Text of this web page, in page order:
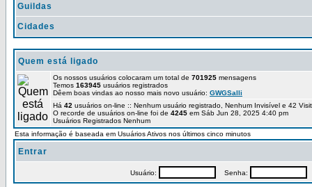
Guildas
Cidades
Quem está ligado
Os nossos usuários colocaram um total de 701925 mensagens
Temos 163945 usuários registrados
Dêem boas vindas ao nosso mais novo usuário: GWGSalli
Há 42 usuários on-line :: Nenhum usuário registrado, Nenhum Invisível e 42
O recorde de usuários on-line foi de 4245 em Sáb Jun 28, 2025 4:40 pm
Usuários Registrados Nenhum
Esta informação é baseada em Usuários Ativos nos últimos cinco minutos
Entrar
Usuário: Senha: